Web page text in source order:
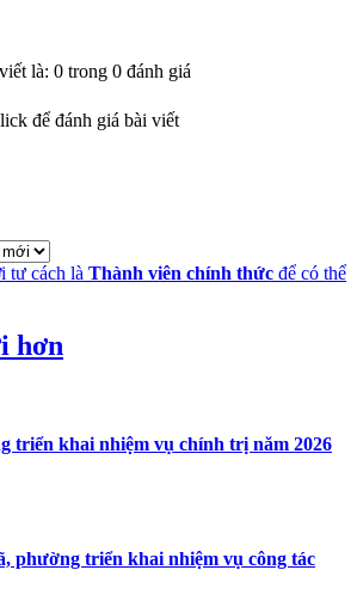
là: 0 trong 0 đánh giá
để đánh giá bài viết
tư cách là Thành viên chính thức để có thể
hơn
triển khai nhiệm vụ chính trị năm 2026
phường triển khai nhiệm vụ công tác